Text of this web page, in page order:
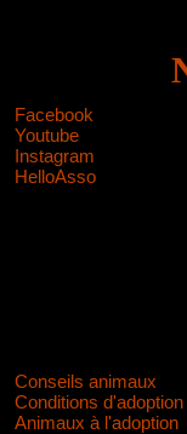
Facebook
Youtube
Instagram
HelloAsso
Conseils animaux
Conditions d'adoption
Animaux à l'adoption